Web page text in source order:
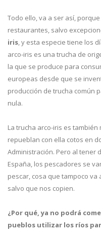
Todo ello, va a ser así,
restaurantes, salvo
iris, y esta especie tiene los
arco-iris es una trucha de
la que se produce para
europeas desde que se
producción de trucha común
nula.
La trucha arco-iris es
repueblan con ella cotos en
Administración. Pero al tener
España, los pescadores se
pescar, cosa que tampoco
salvo que nos copien.
¿Por qué, ya no podrá
pueblos utilizar los ríos